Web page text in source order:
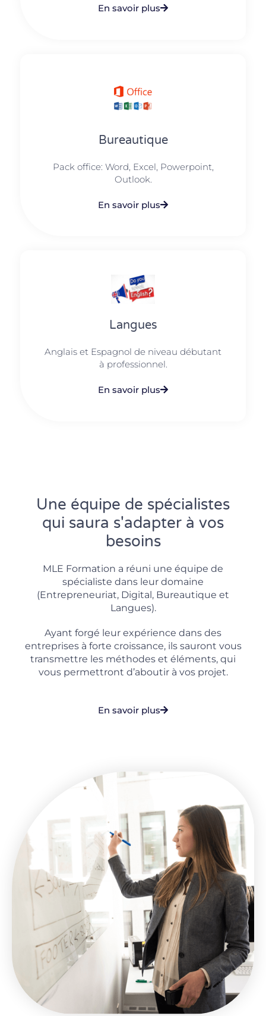
En savoir plus
Bureautique
Pack office: Word, Excel, Powerpoint,
Outlook.​
En savoir plus
Langues
Anglais et Espagnol de niveau débutant
à professionnel.
En savoir plus
Une équipe de spécialistes
qui saura s'adapter à vos
besoins
MLE Formation a réuni une équipe de
spécialiste dans leur domaine
(Entrepreneuriat, Digital, Bureautique et
Langues).
Ayant forgé leur expérience dans des
entreprises à forte croissance, ils sauront vous
transmettre les méthodes et éléments, qui
vous permettront d’aboutir à vos projet.
En savoir plus